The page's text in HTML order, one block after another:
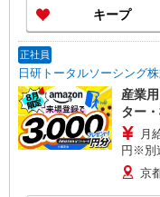
キープ
正社員
日研トータルソーシング
産業
ター
月
円※別
給 京